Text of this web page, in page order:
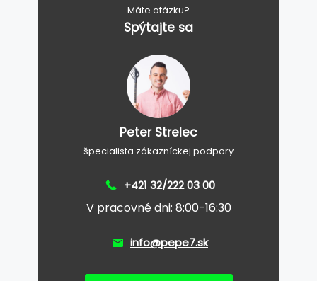
Máte otázku?
Spýtajte sa
Peter Strelec
špecialista zákazníckej podpory
+421 32/222 03 00
V pracovné dni: 8:00-16:30
info@pepe7.sk